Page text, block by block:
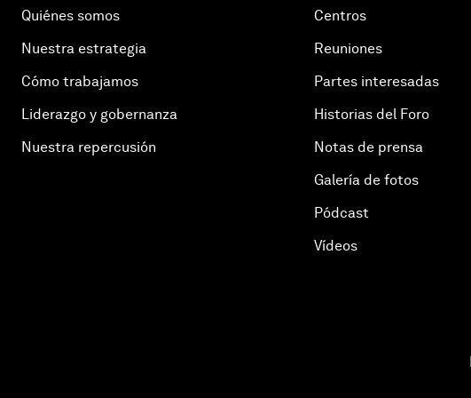
Quiénes somos
Nuestra estrategia
Cómo trabajamos
Liderazgo y gobernanza
Nuestra repercusión
Centros
Reuniones
Partes interesadas
Historias del Foro
Notas de prensa
Galería de fotos
Pódcast
Vídeos